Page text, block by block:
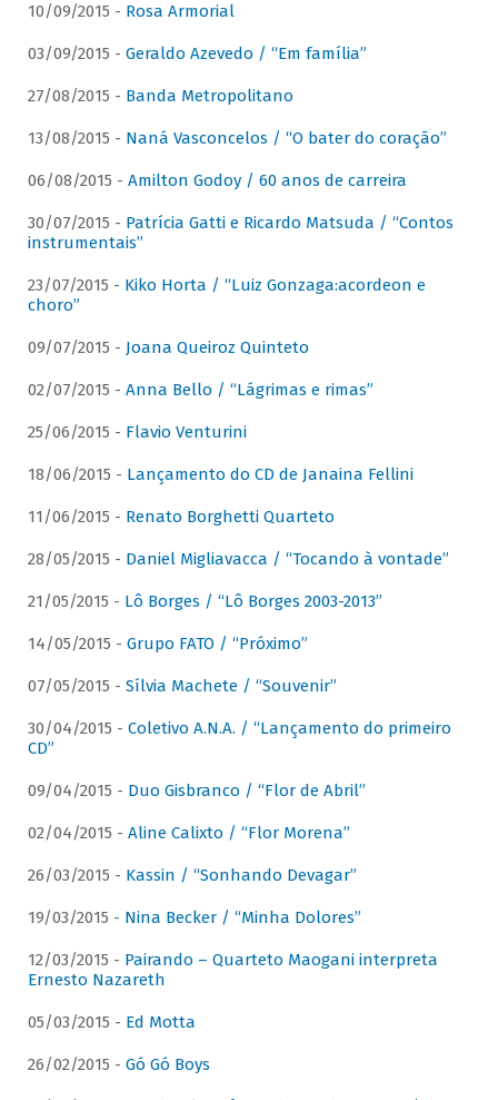
10/09/2015 - Rosa Armorial
03/09/2015 - Geraldo Azevedo / “Em família”
27/08/2015 - Banda Metropolitano
13/08/2015 - Naná Vasconcelos / “O bater do coração”
06/08/2015 - Amilton Godoy / 60 anos de carreira
30/07/2015 - Patrícia Gatti e Ricardo Matsuda / “Contos
instrumentais”
23/07/2015 - Kiko Horta / “Luiz Gonzaga:acordeon e
choro”
09/07/2015 - Joana Queiroz Quinteto
02/07/2015 - Anna Bello / “Lágrimas e rimas”
25/06/2015 - Flavio Venturini
18/06/2015 - Lançamento do CD de Janaina Fellini
11/06/2015 - Renato Borghetti Quarteto
28/05/2015 - Daniel Migliavacca / “Tocando à vontade”
21/05/2015 - Lô Borges / “Lô Borges 2003-2013”
14/05/2015 - Grupo FATO / “Próximo”
07/05/2015 - Sílvia Machete / “Souvenir”
30/04/2015 - Coletivo A.N.A. / “Lançamento do primeiro
CD”
09/04/2015 - Duo Gisbranco / “Flor de Abril”
02/04/2015 - Aline Calixto / “Flor Morena”
26/03/2015 - Kassin / “Sonhando Devagar”
19/03/2015 - Nina Becker / “Minha Dolores”
12/03/2015 - Pairando – Quarteto Maogani interpreta
Ernesto Nazareth
05/03/2015 - Ed Motta
26/02/2015 - Gó Gó Boys